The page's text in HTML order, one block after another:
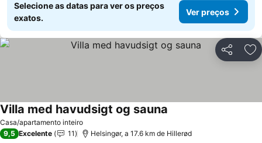
Selecione as datas para ver os preços
exatos.
Ver preços
Partilhar
Casa/apartamento inteiro
Villa med havudsigt og sauna
9,5 Excelente 11 Helsingør, a 17.6 km de Hillerød